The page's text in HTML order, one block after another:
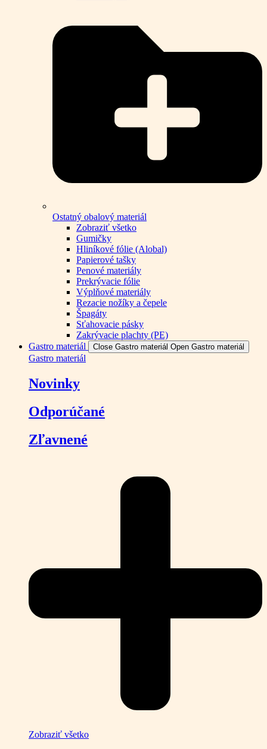
Ostatný obalový materiál
Zobraziť všetko
Gumičky
Hliníkové fólie (Alobal)
Papierové tašky
Penové materiály
Prekrývacie fólie
Výplňové materiály
Rezacie nožíky a čepele
Špagáty
Sťahovacie pásky
Zakrývacie plachty (PE)
Gastro materiál
Close Gastro materiál Open Gastro materiál
Gastro materiál
Novinky
Odporúčané
Zľavnené
Zobraziť všetko